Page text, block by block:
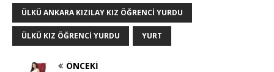
ÜLKÜ ANKARA KIZILAY KIZ ÖĞRENCI YURDU
ÜLKÜ KIZ ÖĞRENCI YURDU YURT
ÖNCEKI